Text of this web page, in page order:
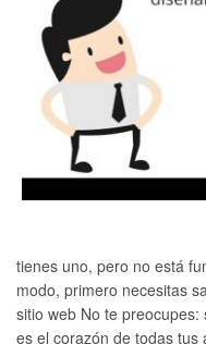
tienes uno, pero no está
modo, primero necesitas
sitio web No te
es el corazón de todas